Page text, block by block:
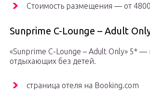
Стоимость размещения — от
Sunprime C-Lounge – Adult
«Sunprime C-Lounge – Adult Only» 5* —
отдыхающих без детей.
страница отеля на Booking.com